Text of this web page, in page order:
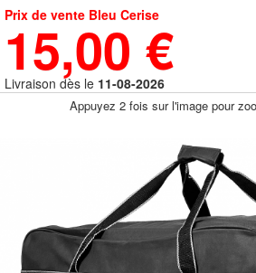
Prix de vente Bleu Cerise
15,00 €
Livraison dès le 11-08-2026
Appuyez 2 fois sur l'image pour